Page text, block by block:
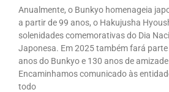
Anualmente, o Bunkyo homenageia
a partir de 99 anos, o Hakujusha
solenidades comemorativas do Dia
Japonesa. Em 2025 também fará
anos do Bunkyo e 130 anos de
Encaminhamos comunicado às
todo